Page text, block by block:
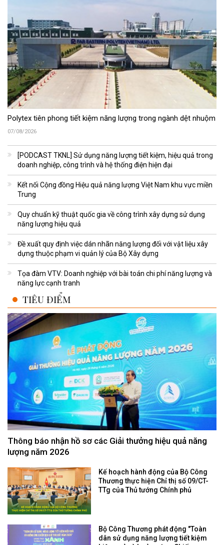
Polytex tiên phong tiết kiệm năng lượng trong ngành dệt nhuộm
07/08/2026
[PODCAST TKNL] Sử dụng năng lượng tiết kiệm, hiệu quả trong
doanh nghiệp, công trình và hệ thống điện hiện đại
Kết nối Cộng đồng Hiệu quả năng lượng Việt Nam khu vực miền
Trung
Quy chuẩn kỹ thuật quốc gia về công trình xây dựng sử dụng
năng lượng hiệu quả
Đề xuất quy định việc dán nhãn năng lượng đối với vật liệu xây
dựng thuộc phạm vi quản lý của Bộ Xây dựng
Tọa đàm VTV: Doanh nghiệp với bài toán chi phí năng lượng và
năng lực cạnh tranh
TIÊU ĐIỂM
Thông báo nhận hồ sơ các Giải thưởng hiệu quả năng
lượng năm 2026
Kế hoạch hành động của Bộ Công
Thương thực hiện Chỉ thị số 09/CT-
TTg của Thủ tướng Chính phủ
Bộ Công Thương phát động "Toàn
dân sử dụng năng lượng tiết kiệm